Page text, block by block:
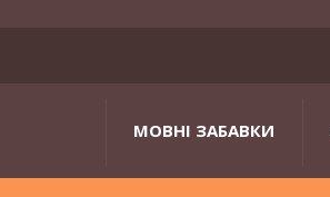
МОВНІ ЗАБАВКИ